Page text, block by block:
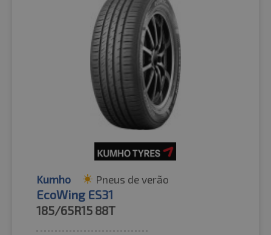
Kumho Pneus de verão
EcoWing ES31
185/65R15 88T